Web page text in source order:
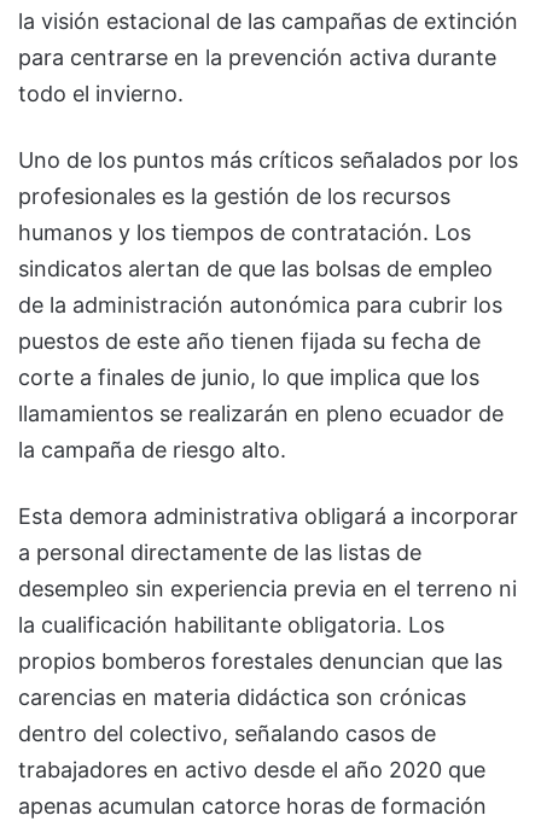
la visión estacional de las campañas de extinción
para centrarse en la prevención activa durante
todo el invierno.
Uno de los puntos más críticos señalados por los
profesionales es la gestión de los recursos
humanos y los tiempos de contratación. Los
sindicatos alertan de que las bolsas de empleo
de la administración autonómica para cubrir los
puestos de este año tienen fijada su fecha de
corte a finales de junio, lo que implica que los
llamamientos se realizarán en pleno ecuador de
la campaña de riesgo alto.
Esta demora administrativa obligará a incorporar
a personal directamente de las listas de
desempleo sin experiencia previa en el terreno ni
la cualificación habilitante obligatoria. Los
propios bomberos forestales denuncian que las
carencias en materia didáctica son crónicas
dentro del colectivo, señalando casos de
trabajadores en activo desde el año 2020 que
apenas acumulan catorce horas de formación